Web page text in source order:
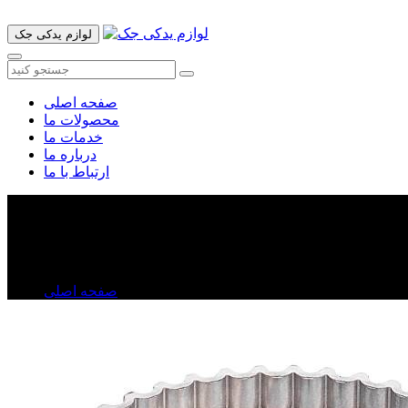
لوازم یدکی جک
صفحه اصلی
محصولات ما
خدمات ما
درباره ما
ارتباط با ما
صفحه اصلی